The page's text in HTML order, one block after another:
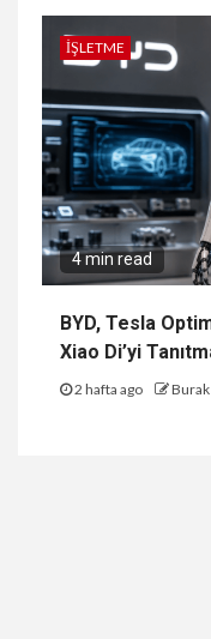
İŞLETME
4 min read
BYD, Tesla
Xiao Di’yi
2 hafta ago Burak